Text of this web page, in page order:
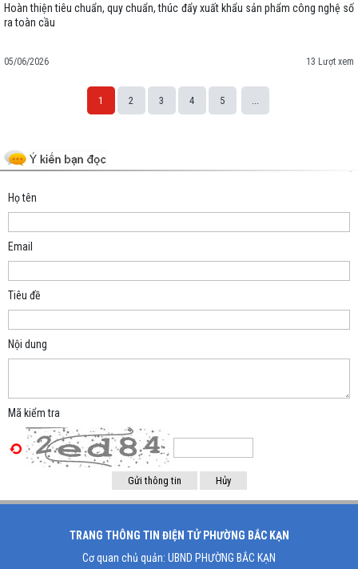
Hoàn thiện tiêu chuẩn, quy chuẩn, thúc đẩy xuất khẩu sản phẩm công nghệ số
ra toàn cầu
05/06/2026 13 Lượt xem
1 2 3 4 5 ...
Họ tên
Email
Tiêu đề
Nội dung
Mã kiểm tra
TRANG THÔNG TIN ĐIỆN TỬ PHƯỜNG BẮC KẠN
Cơ quan chủ quản: UBND PHƯỜNG BẮC KẠN